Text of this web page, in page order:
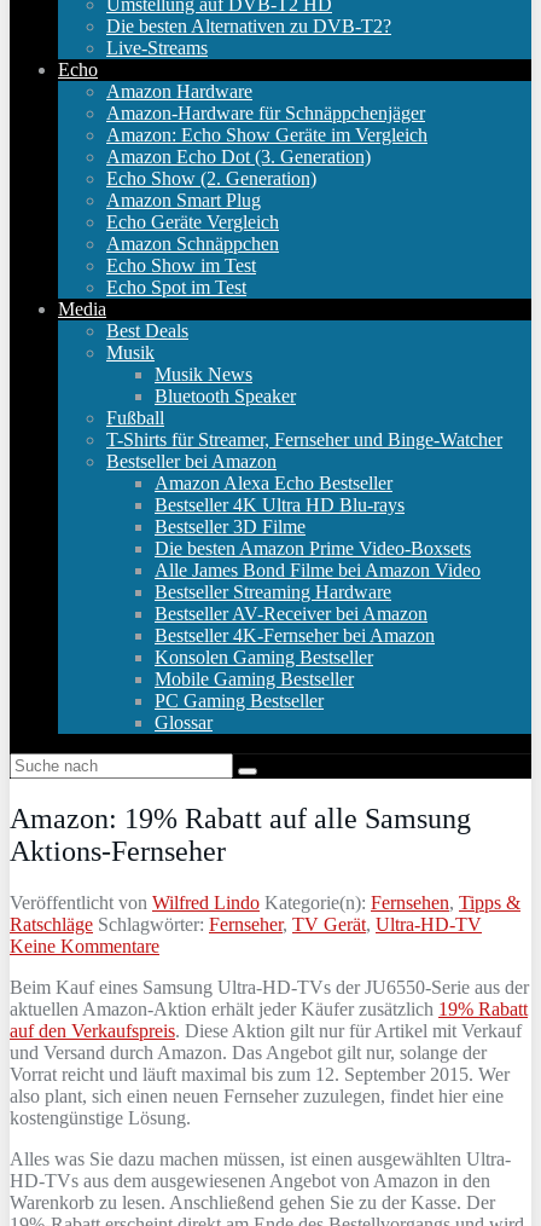
Umstellung auf DVB-T2 HD
Die besten Alternativen zu DVB-T2?
Live-Streams
Echo
Amazon Hardware
Amazon-Hardware für Schnäppchenjäger
Amazon: Echo Show Geräte im Vergleich
Amazon Echo Dot (3. Generation)
Echo Show (2. Generation)
Amazon Smart Plug
Echo Geräte Vergleich
Amazon Schnäppchen
Echo Show im Test
Echo Spot im Test
Media
Best Deals
Musik
Musik News
Bluetooth Speaker
Fußball
T-Shirts für Streamer, Fernseher und Binge-Watcher
Bestseller bei Amazon
Amazon Alexa Echo Bestseller
Bestseller 4K Ultra HD Blu-rays
Bestseller 3D Filme
Die besten Amazon Prime Video-Boxsets
Alle James Bond Filme bei Amazon Video
Bestseller Streaming Hardware
Bestseller AV-Receiver bei Amazon
Bestseller 4K-Fernseher bei Amazon
Konsolen Gaming Bestseller
Mobile Gaming Bestseller
PC Gaming Bestseller
Glossar
Amazon: 19% Rabatt auf alle Samsung
Aktions-Fernseher
Veröffentlicht von Wilfred Lindo Kategorie(n): Fernsehen, Tipps &
Ratschläge Schlagwörter: Fernseher, TV Gerät, Ultra-HD-TV
Keine Kommentare
Beim Kauf eines Samsung Ultra-HD-TVs der JU6550-Serie aus der
aktuellen Amazon-Aktion erhält jeder Käufer zusätzlich 19% Rabatt
auf den Verkaufspreis. Diese Aktion gilt nur für Artikel mit Verkauf
und Versand durch Amazon. Das Angebot gilt nur, solange der
Vorrat reicht und läuft maximal bis zum 12. September 2015. Wer
also plant, sich einen neuen Fernseher zuzulegen, findet hier eine
kostengünstige Lösung.
Alles was Sie dazu machen müssen, ist einen ausgewählten Ultra-
HD-TVs aus dem ausgewiesenen Angebot von Amazon in den
Warenkorb zu lesen. Anschließend gehen Sie zu der Kasse. Der